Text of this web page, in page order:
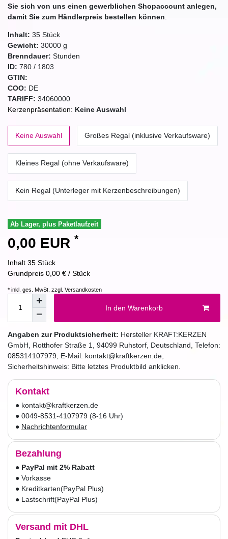
Sie sich von uns einen gewerblichen Shopaccount anlegen,
damit Sie zum Händlerpreis bestellen können
Inhalt: 35 Stück
Gewicht: 30000 g
Brenndauer: Stunden
ID: 780 / 1803
GTIN:
COO: DE
TARIFF: 34060000
Kerzenpräsentation: Keine Auswahl
Keine Auswahl Großes Regal (inklusive Verkaufsware)
Kleines Regal (ohne Verkaufsware)
Kein Regal (Unterleger mit Kerzenbeschreibungen)
Ab Lager, plus Paketlaufzeit
0,00 EUR *
Inhalt 35 Stück
Grundpreis 0,00 € / Stück
* inkl. ges. MwSt. zzgl. Versandkosten
In den Warenkorb
Angaben zur Produktsicherheit: Hersteller KRAFT:KERZEN
GmbH
Rotthofer Straße 1 94099 Ruhstorf Deutschland , Telefon:
085314107979 , E-Mail: kontakt@kraftkerzen.de
Sicherheitshinweis: Bitte letztes Produktbild anklicken.
Kontakt
● kontakt@kraftkerzen.de
● 0049-8531-4107979 (8-16 Uhr)
● Nachrichtenformular
Bezahlung
● PayPal mit 2% Rabatt
● Vorkasse
● Kreditkarten(PayPal Plus)
● Lastschrift(PayPal Plus)
Versand mit DHL